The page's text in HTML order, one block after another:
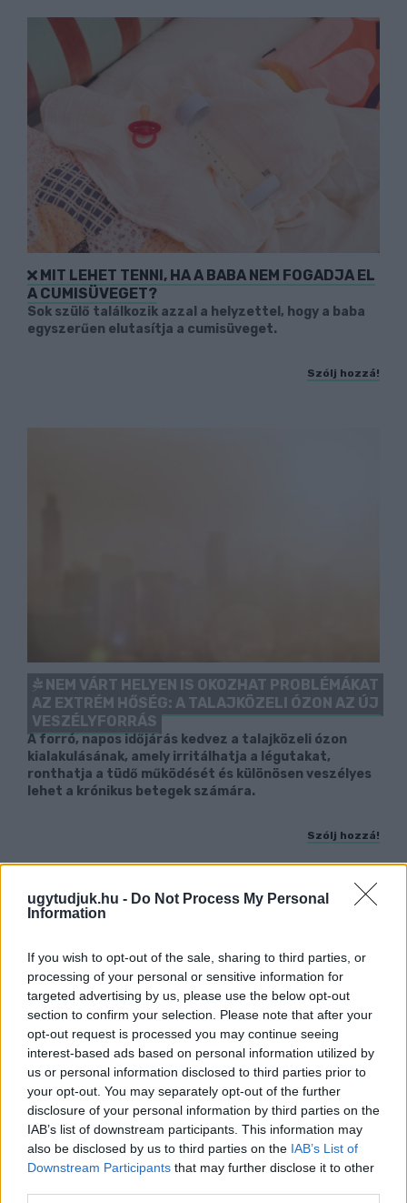
ugytudjuk.hu - Do Not Process My Personal
Information
If you wish to opt-out of the sale, sharing to third parties, or
processing of your personal or sensitive information for
targeted advertising by us, please use the below opt-out
section to confirm your selection. Please note that after your
opt-out request is processed you may continue seeing
interest-based ads based on personal information utilized by
us or personal information disclosed to third parties prior to
your opt-out. You may separately opt-out of the further
disclosure of your personal information by third parties on the
IAB’s list of downstream participants. This information may
also be disclosed by us to third parties on the IAB’s List of
Downstream Participants that may further disclose it to other
MIT LEHET TENNI, HA A BABA NEM FOGADJA EL
A CUMISÜVEGET?
Sok szülő találkozik azzal a helyzettel, hogy a baba
egyszerűen elutasítja a cumisüveget.
Szólj hozzá!
NEM VÁRT HELYEN IS OKOZHAT PROBLÉMÁKAT
AZ EXTRÉM HŐSÉG: A TALAJKÖZELI ÓZON AZ ÚJ
VESZÉLYFORRÁS
A forró, napos időjárás kedvez a talajközeli ózon
kialakulásának, amely irritálhatja a légutakat,
ronthatja a tüdő működését és különösen veszélyes
lehet a krónikus betegek számára.
Szólj hozzá!
CSILLAGOK, HULLÓCSILLAGOK ÉS
NAPFOGYATKOZÁS: KÜLÖNLEGES